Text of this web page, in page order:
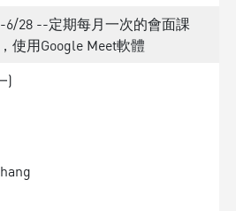
6/28 --定期每月一次的會面課
使用Google Meet軟體
)